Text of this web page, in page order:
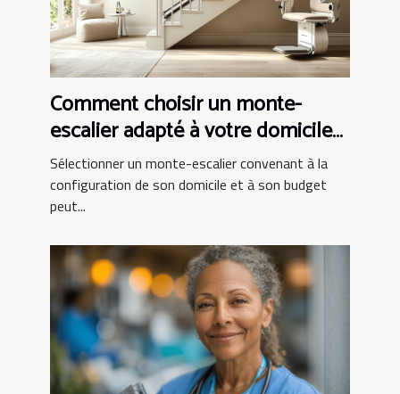
Comment choisir un monte-
escalier adapté à votre domicile
et budget
Sélectionner un monte-escalier convenant à la
configuration de son domicile et à son budget
peut...